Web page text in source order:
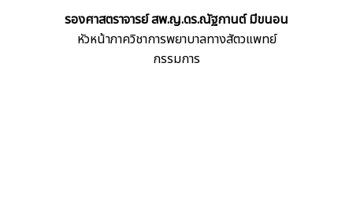
รองศาสตราจารย์ สพ.ญ.ดร.ณัฐกานต์ มีขนอน
หัวหน้าภาควิชาการพยาบาลทางสัตวแพทย์
กรรมการ